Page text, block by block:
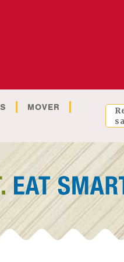
MOVER